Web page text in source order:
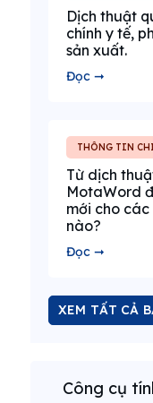
Dịch thuật
chính y tế,
sản xuất.
Đọc ➞
THÔNG TIN
Từ dịch
MotaWord
mới cho
nào?
Đọc ➞
XEM TẤT CẢ
Công cụ